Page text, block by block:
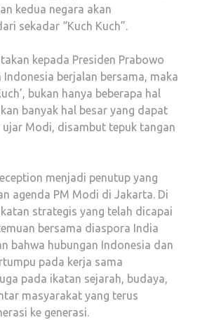
kedua negara akan
sekadar “Kuch Kuch”.
kepada Presiden Prabowo
berjalan bersama, maka
bukan hanya beberapa hal
banyak hal besar yang dapat
ujar Modi, disambut tepuk tangan
menjadi penutup yang
agenda PM Modi di Jakarta. Di
strategis yang telah dicapai
bersama diaspora India
bahwa hubungan Indonesia dan
pada kerja sama
pada ikatan sejarah, budaya,
masyarakat yang terus
ke generasi.